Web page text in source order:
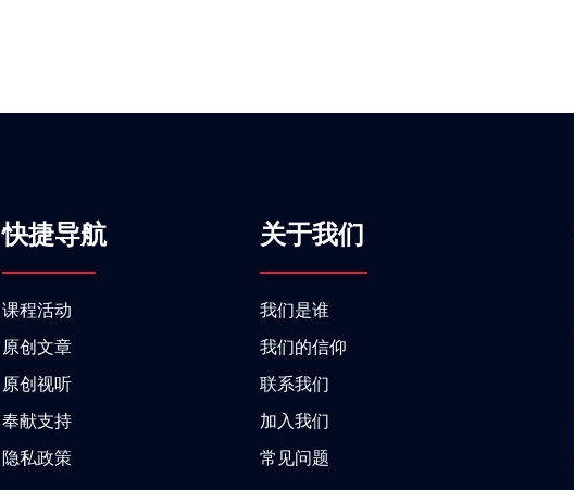
快捷导航
课程活动
原创文章
原创视听
奉献支持
隐私政策
关于我们
我们是谁
我们的信仰
联系我们
加入我们
常见问题